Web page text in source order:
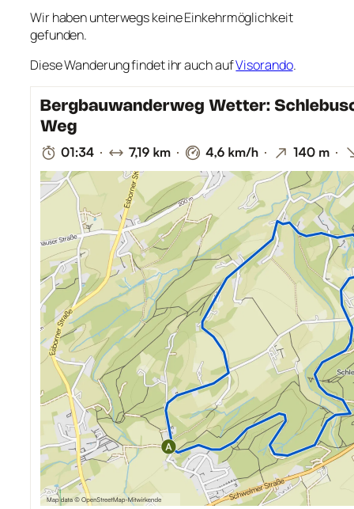
Wir haben unterwegs keine Einkehrmöglichkeit
gefunden.
Diese Wanderung findet ihr auch aufVisorando.